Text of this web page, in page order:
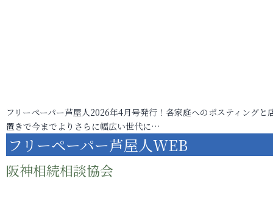
フリーペーパー芦屋人2026年4月号発行！各家庭へのポスティングと
置きで今までよりさらに幅広い世代に…
フリーペーパー芦屋人WEB
阪神相続相談協会